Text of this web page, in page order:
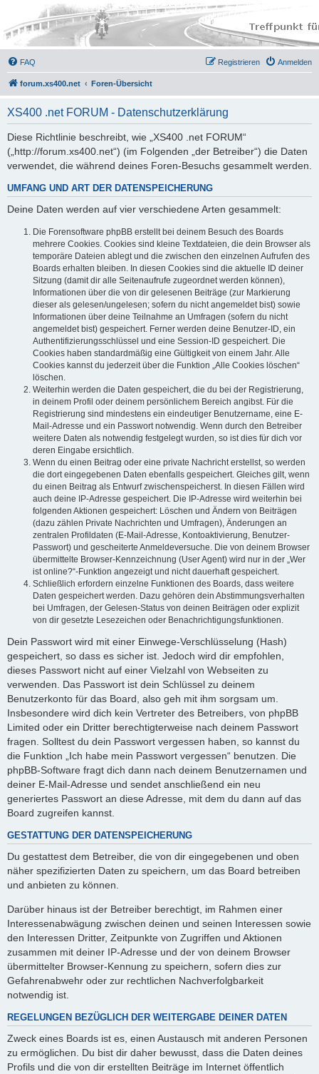
FAQ Anmelden
Registrieren
forum.xs400.net Foren-Übersicht
XS400 .net FORUM - Datenschutzerklärung
Diese Richtlinie beschreibt, wie „XS400 .net FORUM“
(„http://forum.xs400.net“) (im Folgenden „der Betreiber“) die Daten
verwendet, die während deines Foren-Besuchs gesammelt werden.
UMFANG UND ART DER DATENSPEICHERUNG
Deine Daten werden auf vier verschiedene Arten gesammelt:
Die Forensoftware phpBB erstellt bei deinem Besuch des Boards
mehrere Cookies. Cookies sind kleine Textdateien, die dein Browser als
temporäre Dateien ablegt und die zwischen den einzelnen Aufrufen des
Boards erhalten bleiben. In diesen Cookies sind die aktuelle ID deiner
Sitzung (damit dir alle Seitenaufrufe zugeordnet werden können),
Informationen über die von dir gelesenen Beiträge (zur Markierung
dieser als gelesen/ungelesen; sofern du nicht angemeldet bist) sowie
Informationen über deine Teilnahme an Umfragen (sofern du nicht
angemeldet bist) gespeichert. Ferner werden deine Benutzer-ID, ein
Authentifizierungsschlüssel und eine Session-ID gespeichert. Die
Cookies haben standardmäßig eine Gültigkeit von einem Jahr. Alle
Cookies kannst du jederzeit über die Funktion „Alle Cookies löschen“
löschen.
Weiterhin werden die Daten gespeichert, die du bei der Registrierung,
in deinem Profil oder deinem persönlichem Bereich angibst. Für die
Registrierung sind mindestens ein eindeutiger Benutzername, eine E-
Mail-Adresse und ein Passwort notwendig. Wenn durch den Betreiber
weitere Daten als notwendig festgelegt wurden, so ist dies für dich vor
deren Eingabe ersichtlich.
Wenn du einen Beitrag oder eine private Nachricht erstellst, so werden
die dort eingegebenen Daten ebenfalls gespeichert. Gleiches gilt, wenn
du einen Beitrag als Entwurf zwischenspeicherst. In diesen Fällen wird
auch deine IP-Adresse gespeichert. Die IP-Adresse wird weiterhin bei
folgenden Aktionen gespeichert: Löschen und Ändern von Beiträgen
(dazu zählen Private Nachrichten und Umfragen), Änderungen an
zentralen Profildaten (E-Mail-Adresse, Kontoaktivierung, Benutzer-
Passwort) und gescheiterte Anmeldeversuche. Die von deinem Browser
übermittelte Browser-Kennzeichnung (User Agent) wird nur in der „Wer
ist online?“-Funktion angezeigt und nicht dauerhaft gespeichert.
Schließlich erfordern einzelne Funktionen des Boards, dass weitere
Daten gespeichert werden. Dazu gehören dein Abstimmungsverhalten
bei Umfragen, der Gelesen-Status von deinen Beiträgen oder explizit
von dir gesetzte Lesezeichen oder Benachrichtigungsfunktionen.
Dein Passwort wird mit einer Einwege-Verschlüsselung (Hash)
gespeichert, so dass es sicher ist. Jedoch wird dir empfohlen,
dieses Passwort nicht auf einer Vielzahl von Webseiten zu
verwenden. Das Passwort ist dein Schlüssel zu deinem
Benutzerkonto für das Board, also geh mit ihm sorgsam um.
Insbesondere wird dich kein Vertreter des Betreibers, von phpBB
Limited oder ein Dritter berechtigterweise nach deinem Passwort
fragen. Solltest du dein Passwort vergessen haben, so kannst du
die Funktion „Ich habe mein Passwort vergessen“ benutzen. Die
phpBB-Software fragt dich dann nach deinem Benutzernamen und
deiner E-Mail-Adresse und sendet anschließend ein neu
generiertes Passwort an diese Adresse, mit dem du dann auf das
Board zugreifen kannst.
GESTATTUNG DER DATENSPEICHERUNG
Du gestattest dem Betreiber, die von dir eingegebenen und oben
näher spezifizierten Daten zu speichern, um das Board betreiben
und anbieten zu können.
Darüber hinaus ist der Betreiber berechtigt, im Rahmen einer
Interessenabwägung zwischen deinen und seinen Interessen sowie
den Interessen Dritter, Zeitpunkte von Zugriffen und Aktionen
zusammen mit deiner IP-Adresse und der von deinem Browser
übermittelter Browser-Kennung zu speichern, sofern dies zur
Gefahrenabwehr oder zur rechtlichen Nachverfolgbarkeit
notwendig ist.
REGELUNGEN BEZÜGLICH DER WEITERGABE DEINER DATEN
Zweck eines Boards ist es, einen Austausch mit anderen Personen
zu ermöglichen. Du bist dir daher bewusst, dass die Daten deines
Profils und die von dir erstellten Beiträge im Internet öffentlich